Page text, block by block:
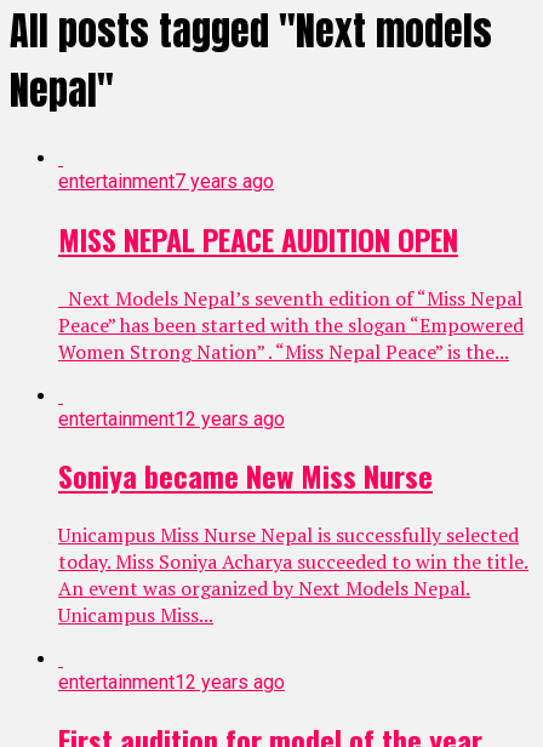
All posts tagged "Next models
Nepal"
entertainment7 years ago
MISS NEPAL PEACE AUDITION OPEN
Next Models Nepal’s seventh edition of “Miss Nepal
Peace” has been started with the slogan “Empowered
Women Strong Nation” . “Miss Nepal Peace” is the...
entertainment12 years ago
Soniya became New Miss Nurse
Unicampus Miss Nurse Nepal is successfully selected
today. Miss Soniya Acharya succeeded to win the title.
An event was organized by Next Models Nepal.
Unicampus Miss...
entertainment12 years ago